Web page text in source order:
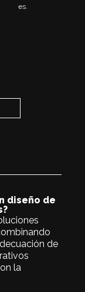
es.
diseño de
de
la